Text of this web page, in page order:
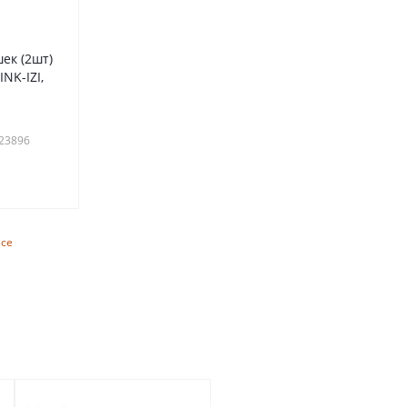
(2шт)
IZI,